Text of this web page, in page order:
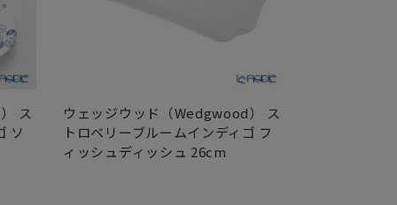
ス
ソ
ウェッジウッド（Wedgwood） ス
トロベリーブルームインディゴ フ
ィッシュディッシュ 26cm